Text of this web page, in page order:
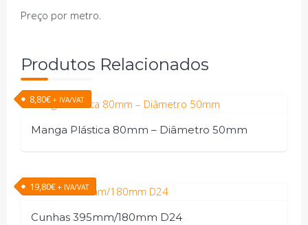
Preço por metro.
Produtos Relacionados
Manga Plástica 80mm – Diâmetro 50mm
8,80€ + IVA/VAT
Cunhas 395mm/180mm D24
19,80€ + IVA/VAT